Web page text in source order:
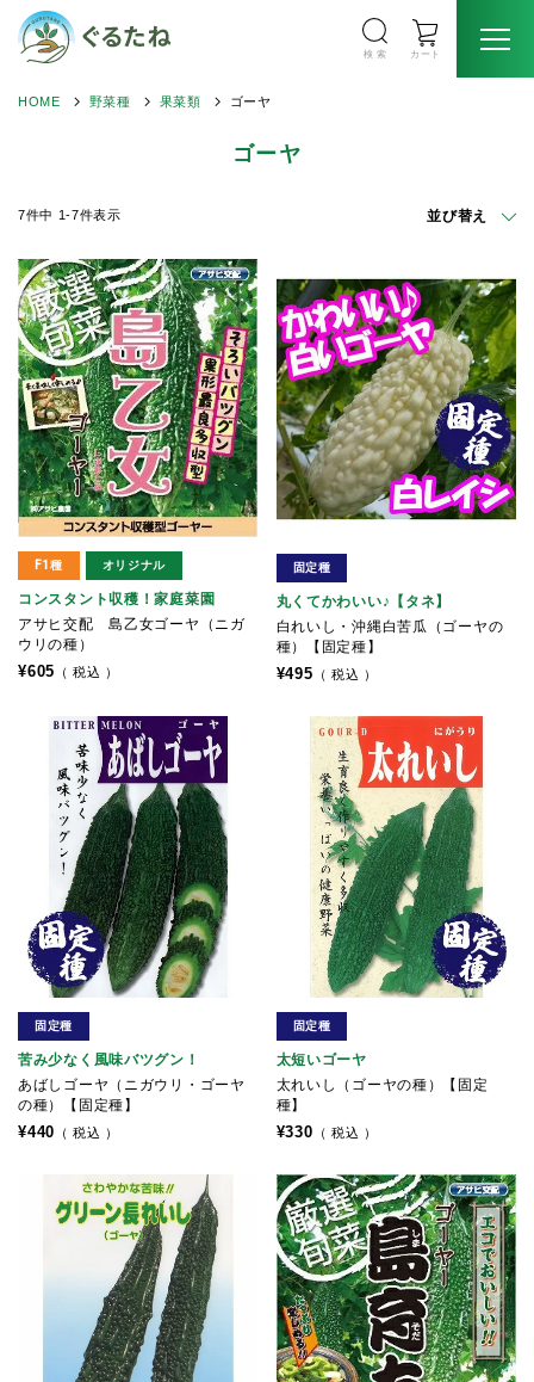
検 索 カート
HOME 野菜種 果菜類 ゴーヤ
ゴーヤ
並び替え
7件中 1-7件表示
F1種 オリジナル
コンスタント収穫！家庭菜園
アサヒ交配 島乙女ゴーヤ（ニガ
ウリの種）
¥605 税込
固定種
丸くてかわいい♪【タネ】
白れいし・沖縄白苦瓜（ゴーヤの
種）【固定種】
¥495 税込
固定種
苦み少なく風味バツグン！
あばしゴーヤ（ニガウリ・ゴーヤ
の種）【固定種】
¥440 税込
固定種
太短いゴーヤ
太れいし（ゴーヤの種）【固定
種】
¥330 税込